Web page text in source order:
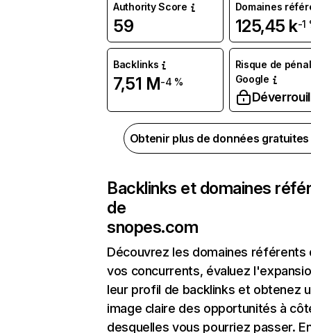
Authority Score
59
Domaines
125,45 k-1
Backlinks
7,51 M-4 %
Risque de
Google
Obtenir plus de données
Backlinks et domaines
de
snopes.com
Découvrez les domaines référents
vos concurrents, évaluez
leur profil de backlinks et obtenez
image claire des opportunités à
desquelles vous pourriez passer.